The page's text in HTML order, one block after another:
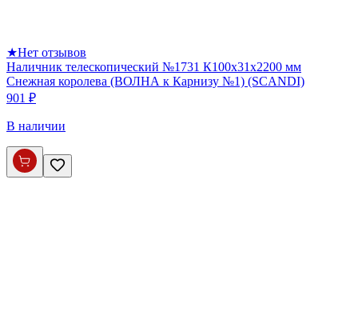
★Нет отзывов
Наличник телескопический №1731 К100х31х2200 мм
Снежная королева (ВОЛНА к Карнизу №1) (SCANDI)
901 ₽
В наличии